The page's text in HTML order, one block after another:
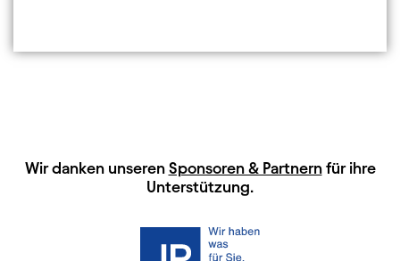
HAUPTSPONSOREN
Wir danken unseren Sponsoren & Partnernfür ihre
Unterstützung.